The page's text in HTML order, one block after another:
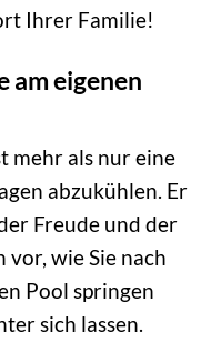
Ihrer Familie!
am eigenen
mehr als nur eine
abzukühlen. Er
Freude und der
vor, wie Sie nach
Pool springen
sich lassen.